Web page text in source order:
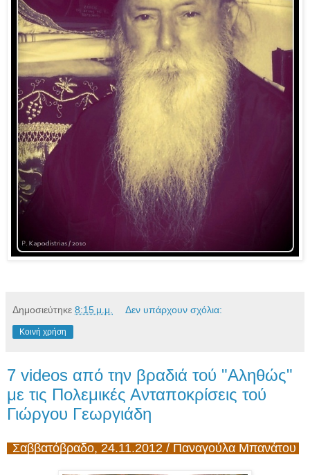
Δημοσιεύτηκε 8:15 μ.μ. Δεν υπάρχουν σχόλια:
Κοινή χρήση
7 videos από την βραδιά τού "Αληθώς"
με τις Πολεμικές Ανταποκρίσεις τού
Γιώργου Γεωργιάδη
Σαββατόβραδο, 24.11.2012 / Παναγούλα Μπανάτου